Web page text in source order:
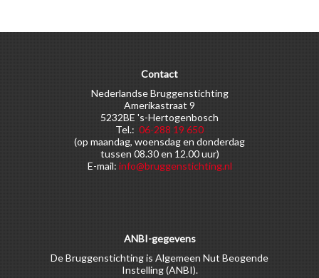
Contact
Nederlandse Bruggenstichting
Amerikastraat 9
5232BE 's-Hertogenbosch
Tel.: 06-288 19 650
(op maandag, woensdag en donderdag
tussen 08.30 en 12.00 uur)
E-mail: info@bruggenstichting.nl
ANBI-gegevens
De Bruggenstichting is Algemeen Nut Beogende
Instelling (ANBI).